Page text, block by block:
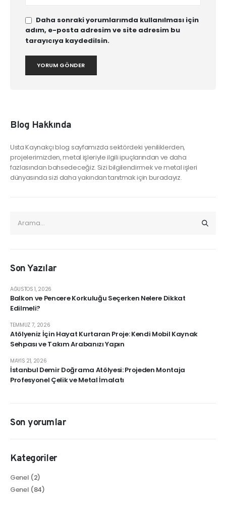
Daha sonraki yorumlarımda kullanılması için
adım, e-posta adresim ve site adresim bu
tarayıcıya kaydedilsin.
Blog Hakkında
Usta Kaynakçı blog sayfamızda sektördeki yeniliklerden,
projelerimizden, metal işleriyle ilgili ipuçlarından ve daha
fazlasından bahsedeceğiz. Sizi bilgilendirmek ve metal işleri
dünyasında sizi daha yakından tanıtmak için buradayız.
Son Yazılar
Balkon ve Pencere Korkuluğu Seçerken Nelere Dikkat
Edilmeli?
AĞUSTOS 1, 2026
Atölyeniz İçin Hayat Kurtaran Proje: Kendi Mobil Kaynak
Sehpası ve Takım Arabanızı Yapın
TEMMUZ 7, 2026
İstanbul Demir Doğrama Atölyesi: Projeden Montaja
Profesyonel Çelik ve Metal İmalatı
MAYIS 21, 2026
Son yorumlar
Kategoriler
Genel (2)
Genel (84)